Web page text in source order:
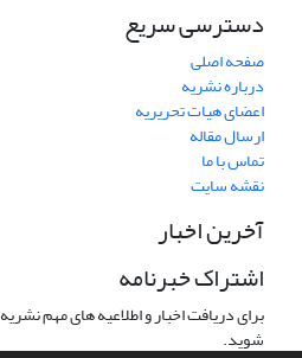
دسترسی سریع
صفحه اصلی
درباره نشریه
اعضای هیات تحریریه
ارسال مقاله
تماس با ما
نقشه سایت
آخرین اخبار
اشتراک خبرنامه
برای دریافت اخبار و اطلاعیه های مهم
شوید.